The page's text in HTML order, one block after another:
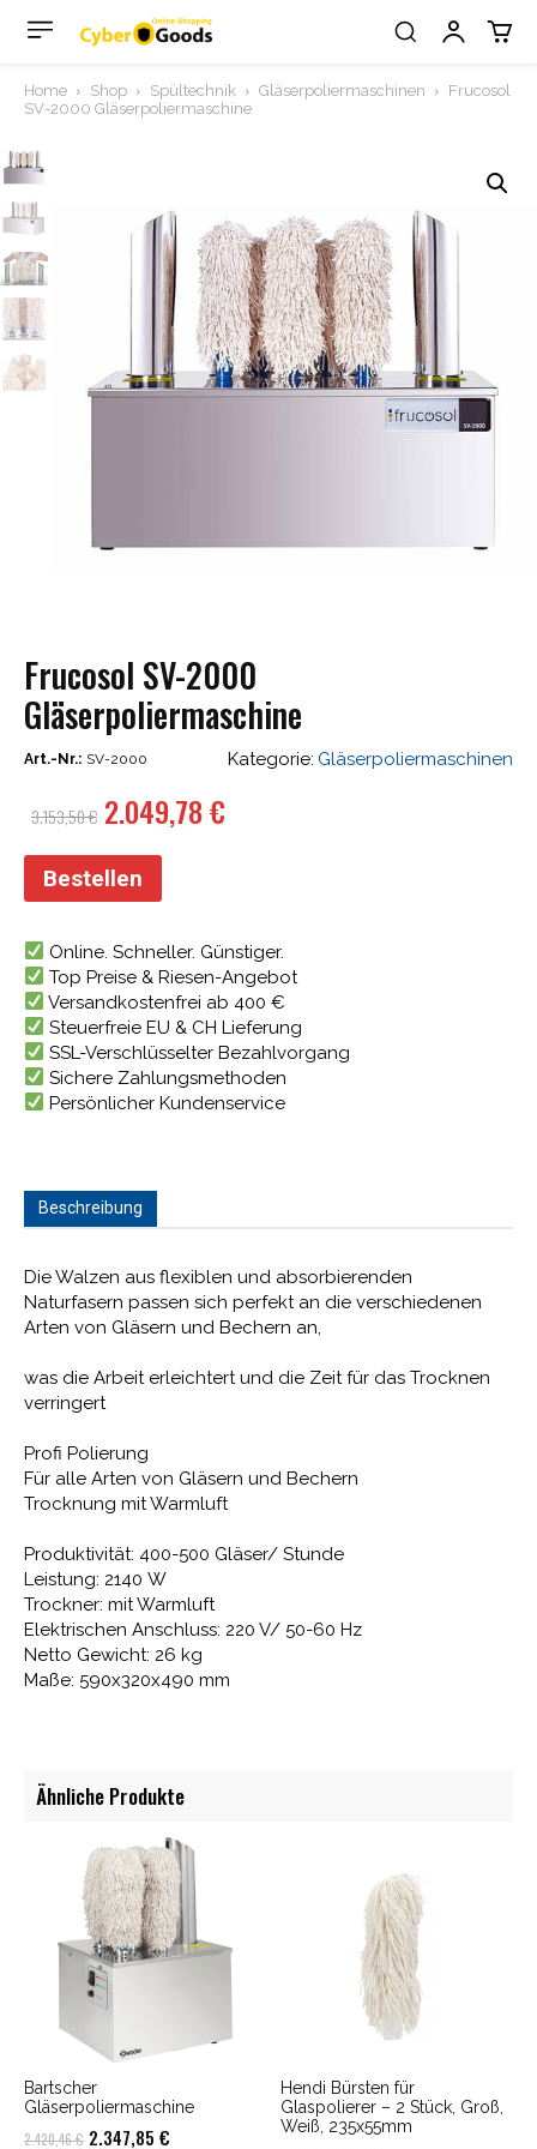
Home Shop Spültechnik Gläserpoliermaschinen
Frucosol
SV-2000 Gläserpoliermaschine
Frucosol SV-2000
Gläserpoliermaschine
Art.-Nr.: SV-2000 Kategorie: Gläserpoliermaschinen
3.153,50€ Ursprünglicher
Preis
war:
3.153,50 €
2.049,78€
Bestellen
Online. Schneller. Günstiger.
Top Preise & Riesen-Angebot
Versandkostenfrei ab 400 €
Steuerfreie EU & CH Lieferung
SSL-Verschlüsselter Bezahlvorgang
Sichere Zahlungsmethoden
Persönlicher Kundenservice
Beschreibung
Die Walzen aus flexiblen und absorbierenden
Naturfasern passen sich perfekt an die verschiedenen
Arten von Gläsern und Bechern an,
was die Arbeit erleichtert und die Zeit für das Trocknen
verringert
Profi Polierung
Für alle Arten von Gläsern und Bechern
Trocknung mit Warmluft
Produktivität: 400-500 Gläser/ Stunde
Leistung: 2140 W
Trockner: mit Warmluft
Elektrischen Anschluss: 220 V/ 50-60 Hz
Netto Gewicht: 26 kg
Maße: 590x320x490 mm
Ähnliche Produkte
Bartscher
Gläserpoliermaschine
2.420,46€ Ursprünglicher
2.347,85 €
Hendi Bürsten für
Glaspolierer – 2 Stück, Groß,
Weiß, 235x55mm